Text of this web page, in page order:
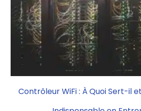
Contrôleur WiFi : À Quoi Sert-il